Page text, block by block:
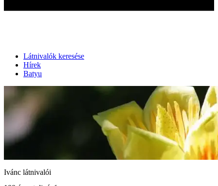
Látnivalók keresése
Hírek
Batyu
Ivánc látnivalói